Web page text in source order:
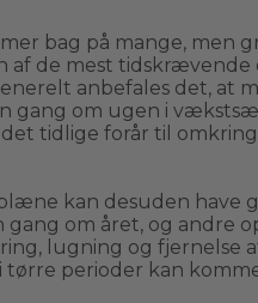
bag på mange, men
af de mest tidskrævende
anbefales det, at
gang om ugen i
tidlige forår til
kan desuden have
gang om året, og andre
lugning og fjernelse
tørre perioder kan